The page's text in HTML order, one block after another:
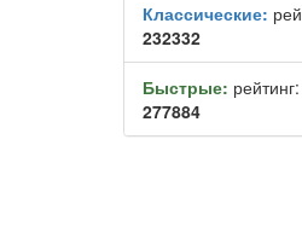
Классические:
232332
Быстрые: рейтинг:
277884